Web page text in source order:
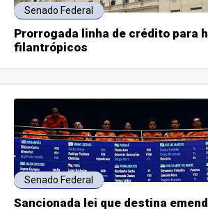
Senado Federal
Prorrogada linha de crédito para
filantrópicos
Senado Federal
Sancionada lei que destina